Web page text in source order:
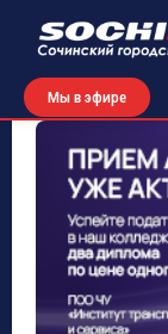
Мы в эфире